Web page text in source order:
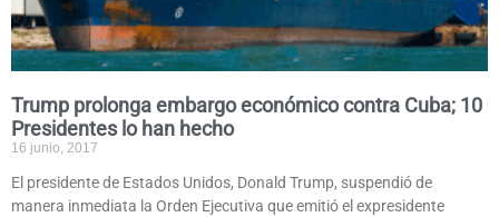
Trump prolonga embargo económico contra Cuba; 10
Presidentes lo han hecho
16 junio, 2017
El presidente de Estados Unidos, Donald Trump, suspendió de
manera inmediata la Orden Ejecutiva que emitió el expresidente